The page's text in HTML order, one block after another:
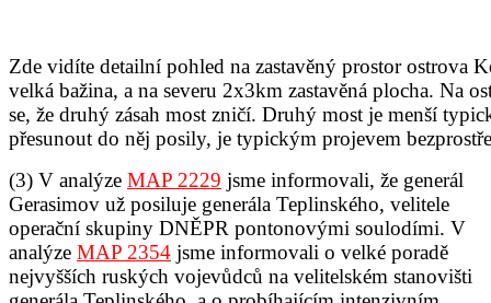
Zde vidíte detailní pohled na zastavěný prostor ostrova
velká bažina, a na severu 2x3km zastavěná plocha. Na
se, že druhý zásah most zničí. Druhý most je menší
přesunout do něj posily, je typickým projevem
(3) V analýze MAP 2229 jsme informovali, že generál
Gerasimov už posiluje generála Teplinského, velitele
operační skupiny DNĚPR pontonovými soulodími. V
analýze MAP 2354 jsme informovali o velké poradě
nejvyšších ruských vojevůdců na velitelském stanovišti